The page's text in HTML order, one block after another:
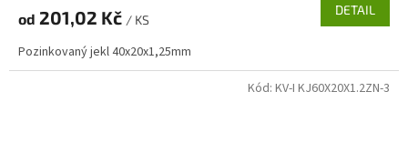
od 201,02 Kč / KS
DETAIL
Pozinkovaný jekl 40x20x1,25mm
Kód: KV-I KJ60X20X1.2ZN-3